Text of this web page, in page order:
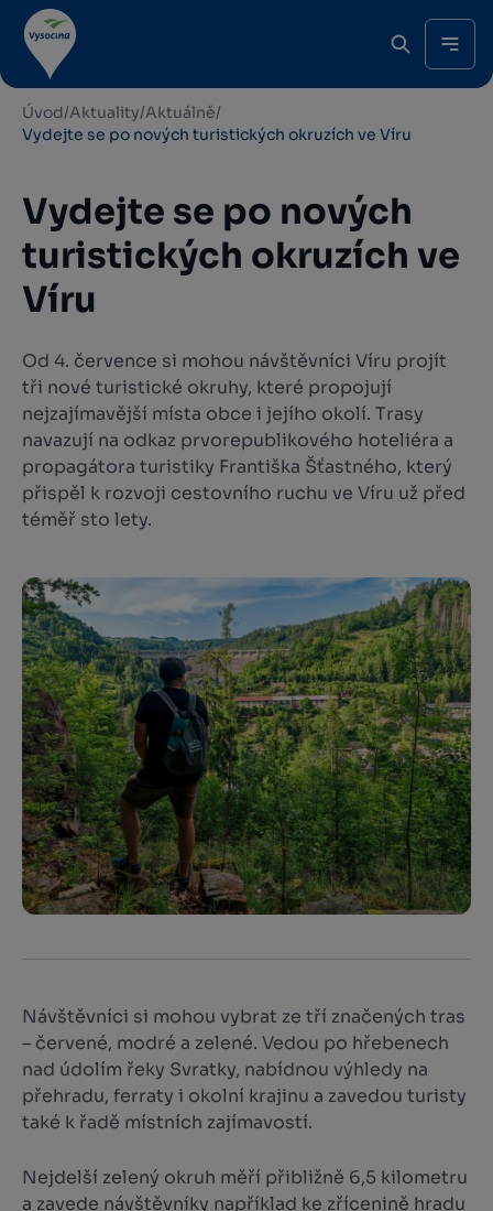
Úvod/Aktuality/Aktuálně/
Vydejte se po nových turistických okruzích ve Víru
Vydejte se po nových
turistických okruzích ve
Víru
Od 4. července si mohou návštěvníci Víru projít
tři nové turistické okruhy, které propojují
nejzajímavější místa obce i jejího okolí. Trasy
navazují na odkaz prvorepublikového hoteliéra a
propagátora turistiky Františka Šťastného, který
přispěl k rozvoji cestovního ruchu ve Víru už před
téměř sto lety.
Návštěvníci si mohou vybrat ze tří značených tras
– červené, modré a zelené. Vedou po hřebenech
nad údolím řeky Svratky, nabídnou výhledy na
přehradu, ferraty i okolní krajinu a zavedou turisty
také k řadě místních zajímavostí.
Nejdelší zelený okruh měří přibližně 6,5 kilometru
a zavede návštěvníky například ke zřícenině hradu